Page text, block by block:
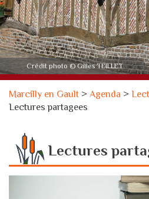
Crédit photo © Gilles TEILLET
Marcilly en Gault >Agenda >
Lectures partagees
Lectures